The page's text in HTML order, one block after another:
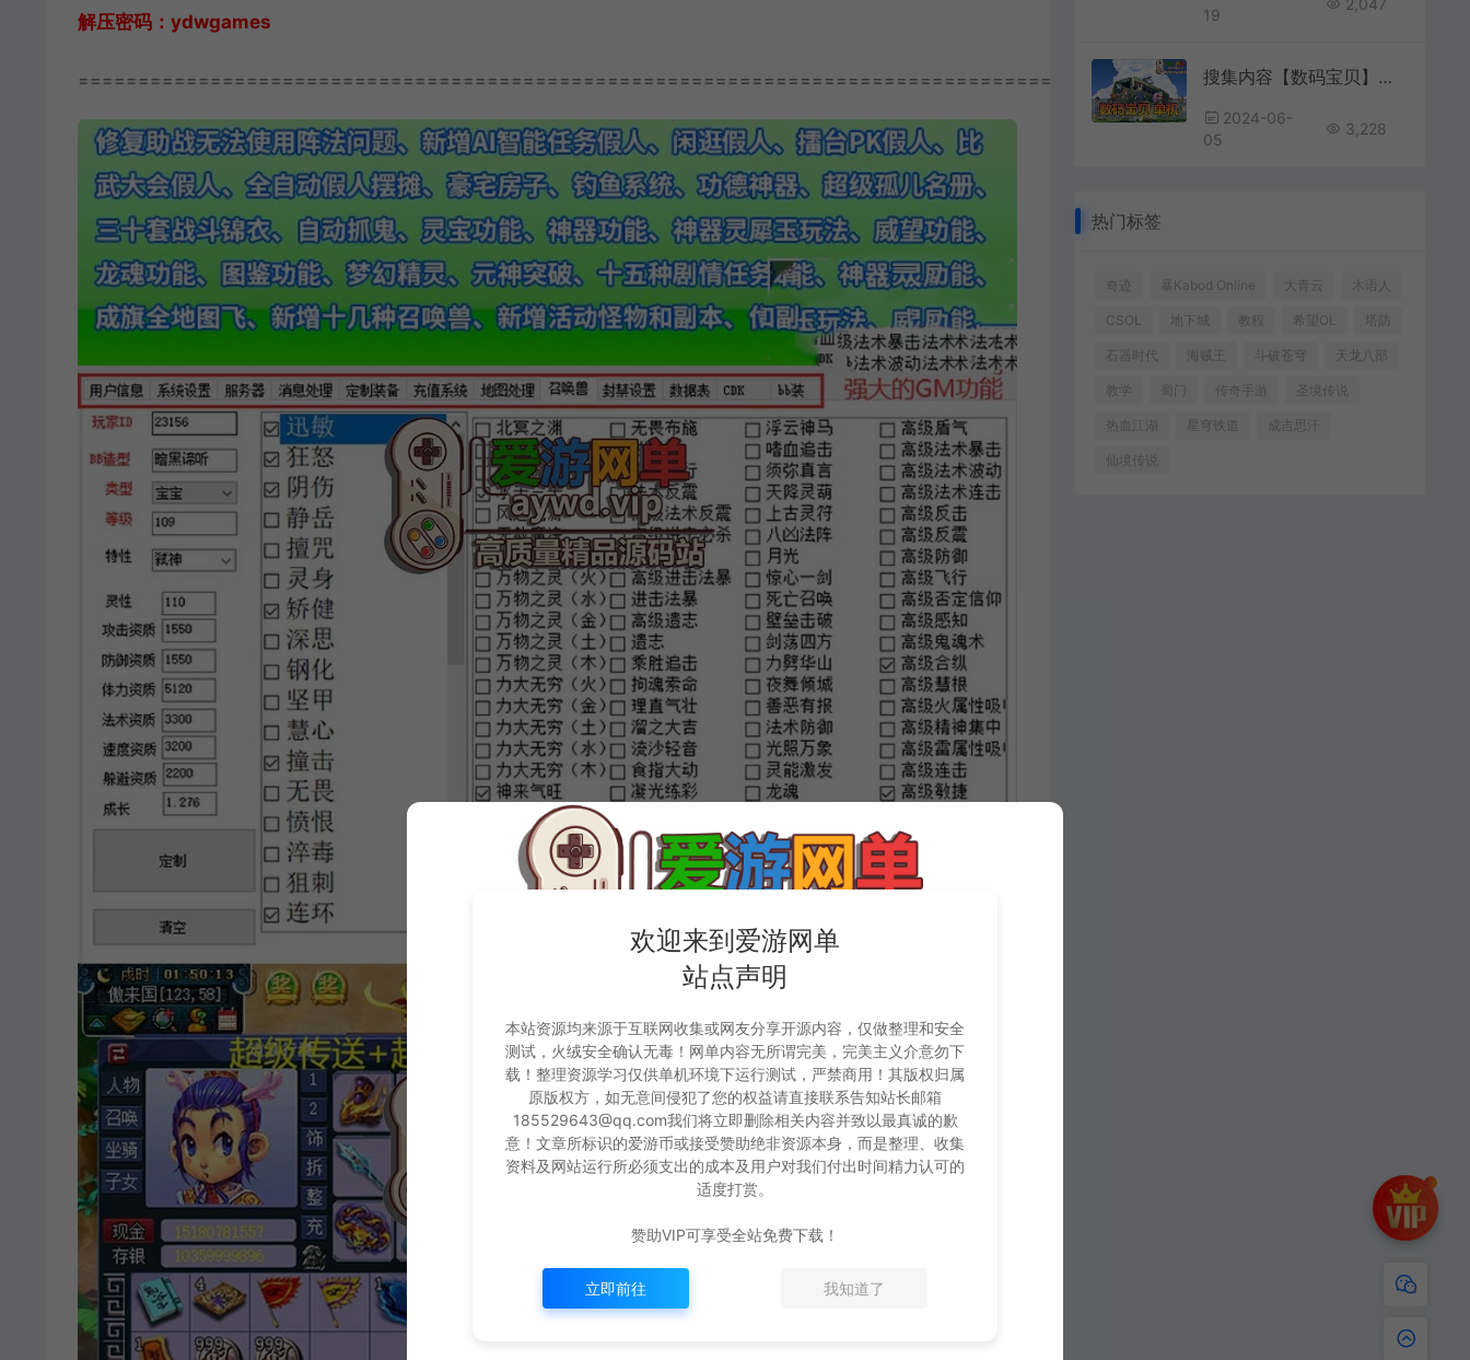
解压密码：ydwgames
===========================================================================================
19
2,047
搜集内容【数码宝贝】复刻版一键端电脑架设免虚拟机PC手游模拟器版单机免虚拟机电脑本机运行带GM网页后台
2024-06-
05
3,228
热门标签
奇迹 暴Kabod Online 大青云 木语人
CSOL 地下城 教程 希望OL 塔防
石器时代 海贼王 斗破苍穹 天龙八部
教学 蜀门 传奇手游 圣境传说
热血江湖 星穹铁道 成吉思汗
仙境传说
欢迎来到爱游网单
站点声明
本站资源均来源于互联网收集或网友分享开源内容，仅做整理和安全
测试，火绒安全确认无毒！网单内容无所谓完美，完美主义介意勿下
载！整理资源学习仅供单机环境下运行测试，严禁商用！其版权归属
原版权方，如无意间侵犯了您的权益请直接联系告知站长邮箱
185529643@qq.com我们将立即删除相关内容并致以最真诚的歉
意！文章所标识的爱游币或接受赞助绝非资源本身，而是整理、收集
资料及网站运行所必须支出的成本及用户对我们付出时间精力认可的
适度打赏。
赞助VIP可享受全站免费下载！
立即前往 我知道了